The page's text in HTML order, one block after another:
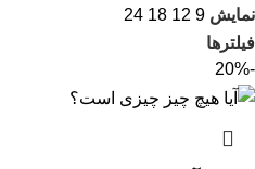
نمایش 9
12
18
24
فیلترها
-20%